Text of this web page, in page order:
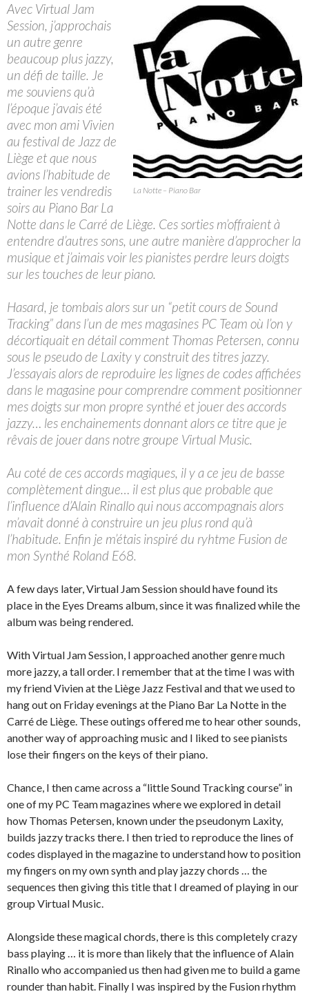
La Notte – Piano Bar
Avec Virtual Jam
Session, j’approchais
un autre genre
beaucoup plus jazzy,
un défi de taille. Je
me souviens qu’à
l’époque j’avais été
avec mon ami Vivien
au festival de Jazz de
Liège et que nous
avions l’habitude de
trainer les vendredis
soirs au Piano Bar La
Notte dans le Carré de Liège. Ces sorties m’offraient à
entendre d’autres sons, une autre manière d’approcher la
musique et j’aimais voir les pianistes perdre leurs doigts
sur les touches de leur piano.
Hasard, je tombais alors sur un “petit cours de Sound
Tracking” dans l’un de mes magasines PC Team où l’on y
décortiquait en détail comment Thomas Petersen, connu
sous le pseudo de Laxity y construit des titres jazzy.
J’essayais alors de reproduire les lignes de codes affichées
dans le magasine pour comprendre comment positionner
mes doigts sur mon propre synthé et jouer des accords
jazzy… les enchainements donnant alors ce titre que je
rêvais de jouer dans notre groupe Virtual Music.
Au coté de ces accords magiques, il y a ce jeu de basse
complètement dingue… il est plus que probable que
l’influence d’Alain Rinallo qui nous accompagnais alors
m’avait donné à construire un jeu plus rond qu’à
l’habitude. Enfin je m’étais inspiré du ryhtme Fusion de
mon Synthé Roland E68.
A few days later, Virtual Jam Session should have found its
place in the Eyes Dreams album, since it was finalized while the
album was being rendered.
With Virtual Jam Session, I approached another genre much
more jazzy, a tall order. I remember that at the time I was with
my friend Vivien at the Liège Jazz Festival and that we used to
hang out on Friday evenings at the Piano Bar La Notte in the
Carré de Liège. These outings offered me to hear other sounds,
another way of approaching music and I liked to see pianists
lose their fingers on the keys of their piano.
Chance, I then came across a “little Sound Tracking course” in
one of my PC Team magazines where we explored in detail
how Thomas Petersen, known under the pseudonym Laxity,
builds jazzy tracks there. I then tried to reproduce the lines of
codes displayed in the magazine to understand how to position
my fingers on my own synth and play jazzy chords … the
sequences then giving this title that I dreamed of playing in our
group Virtual Music.
Alongside these magical chords, there is this completely crazy
bass playing … it is more than likely that the influence of Alain
Rinallo who accompanied us then had given me to build a game
rounder than habit. Finally I was inspired by the Fusion rhythm